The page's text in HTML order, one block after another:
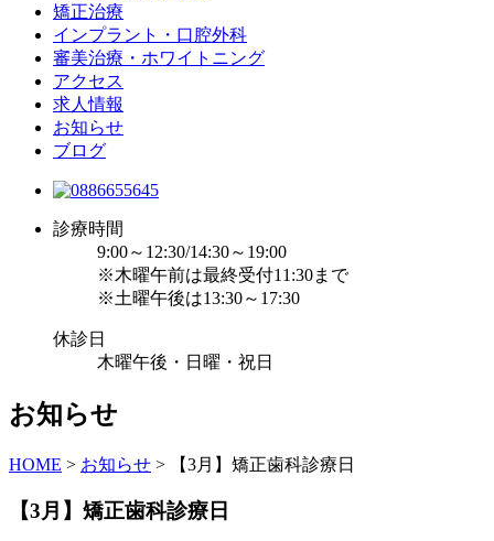
矯正治療
インプラント・口腔外科
審美治療・ホワイトニング
アクセス
求人情報
お知らせ
ブログ
診療時間
9:00～12:30/14:30～19:00
※木曜午前は最終受付11:30まで
※土曜午後は13:30～17:30
休診日
木曜午後・日曜・祝日
お知らせ
HOME > お知らせ > 【3月】矯正歯科診療日
【3月】矯正歯科診療日